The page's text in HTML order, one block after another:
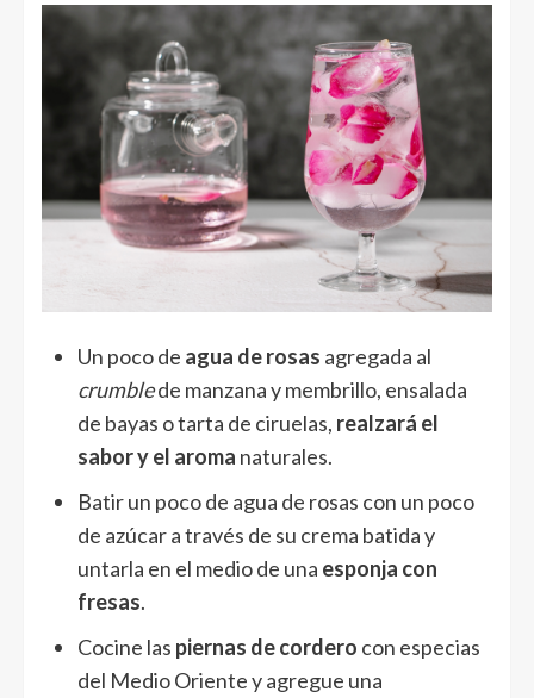
Un poco de agua de rosas agregada al
crumblede manzana y membrillo, ensalada
de bayas o tarta de ciruelas, realzará el
sabor y el aroma naturales.
Batir un poco de agua de rosas con un poco
de azúcar a través de su crema batida y
untarla en el medio de una esponja con
fresas.
Cocine las piernas de cordero con especias
del Medio Oriente y agregue una